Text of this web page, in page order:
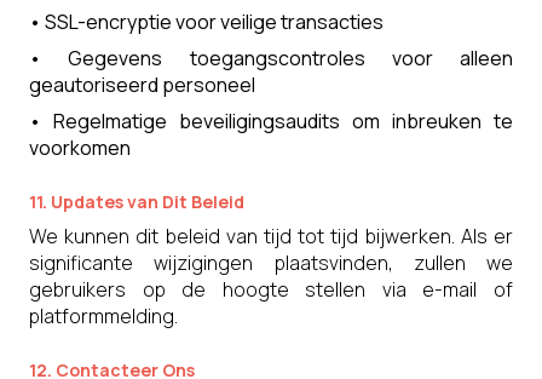
• SSL-encryptie voor veilige transacties
•Gegevens toegangscontroles voor alleen
geautoriseerd personeel
• Regelmatige beveiligingsaudits om inbreuken te
voorkomen
11. Updates van Dit Beleid
We kunnen dit beleid van tijd tot tijd bijwerken. Als er
significante wijzigingen plaatsvinden, zullen we
gebruikers op de hoogte stellen via e-mail of
platformmelding.
12. Contacteer Ons